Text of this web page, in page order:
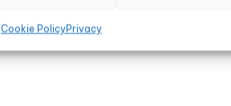
Cookie PolicyPrivacy